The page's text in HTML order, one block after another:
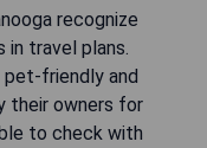
recognize
travel plans.
pet-friendly and
their owners for
to check with